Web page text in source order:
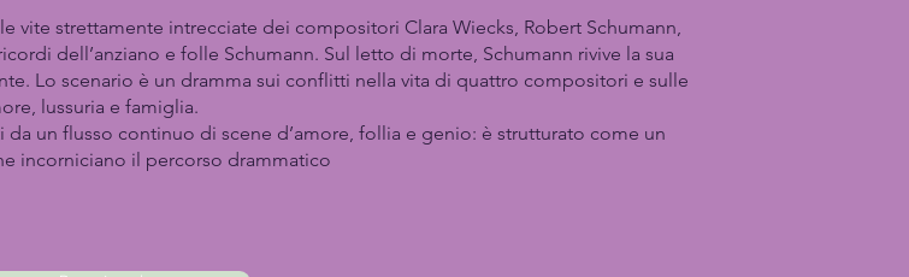
vite strettamente intrecciate dei compositori Clara Wiecks, Robert Schumann,
dell’anziano e folle Schumann. Sul letto di morte, Schumann rivive la sua
Lo scenario è un dramma sui conflitti nella vita di quattro compositori e sulle
lussuria e famiglia.
un flusso continuo di scene d’amore, follia e genio: è strutturato come un
incorniciano il percorso drammatico